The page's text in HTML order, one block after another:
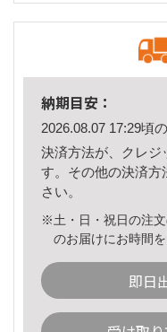
納期目安：
2026.08.07 17:29頃
決済方法が、クレジ
す。その他の決済方
さい。
※土・日・祝日の注
のお届けにお時間
即日